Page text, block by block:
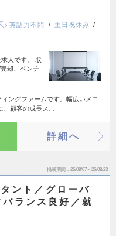
英語力不問
土日祝休み
人です。 取
却、ベンチ
ングファームです。幅広いメニ
、顧客の成長ス…
詳細へ
掲載期間 26/08/07～26/08/23
ント／グローバ
ランス良好／就